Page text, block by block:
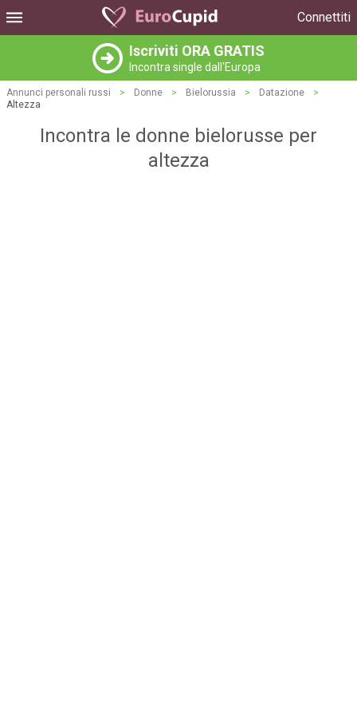
Connettiti
Iscriviti ORA GRATIS
Incontra single dall'Europa
Annunci personali russi > Donne > Bielorussia > Datazione
>
Altezza
Incontra le donne bielorusse per
altezza